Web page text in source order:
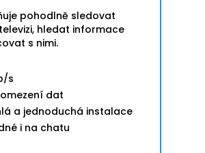
pohodlně sledovat
hledat informace
s nimi.
s
dat
a jednoduchá instalace
i na chatu